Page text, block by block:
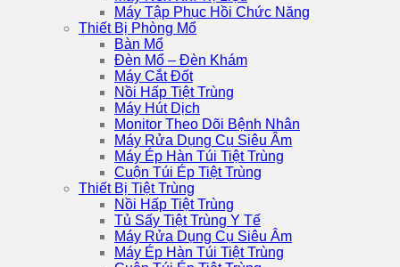
Máy Tập Phục Hồi Chức Năng
Thiết Bị Phòng Mổ
Bàn Mổ
Đèn Mổ – Đèn Khám
Máy Cắt Đốt
Nồi Hấp Tiệt Trùng
Máy Hút Dịch
Monitor Theo Dõi Bệnh Nhân
Máy Rửa Dụng Cụ Siêu Âm
Máy Ép Hàn Túi Tiệt Trùng
Cuộn Túi Ép Tiệt Trùng
Thiết Bị Tiệt Trùng
Nồi Hấp Tiệt Trùng
Tủ Sấy Tiệt Trùng Y Tế
Máy Rửa Dụng Cụ Siêu Âm
Máy Ép Hàn Túi Tiệt Trùng